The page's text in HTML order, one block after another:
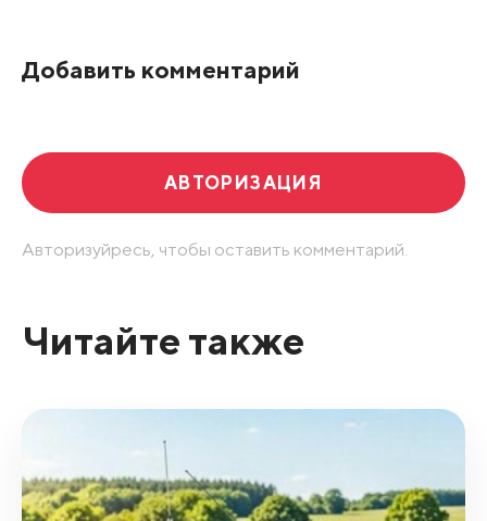
Добавить комментарий
АВТОРИЗАЦИЯ
Авторизуйресь, чтобы оставить комментарий.
Читайте также